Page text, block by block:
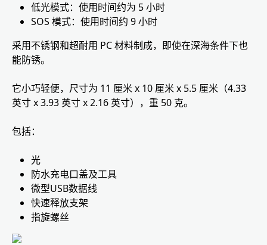
低光模式：使用时间约为 5 小时
SOS 模式：使用时间约 9 小时
采用不锈钢和超耐用 PC 材料制成，即使在深海条件下也
能防锈。
它小巧轻便，尺寸为 11 厘米 x 10 厘米 x 5.5 厘米（4.33
英寸 x 3.93 英寸 x 2.16 英寸），重 50 克。
包括：
光
防水充电口盖及工具
微型USB数据线
快速释放支架
指旋螺丝